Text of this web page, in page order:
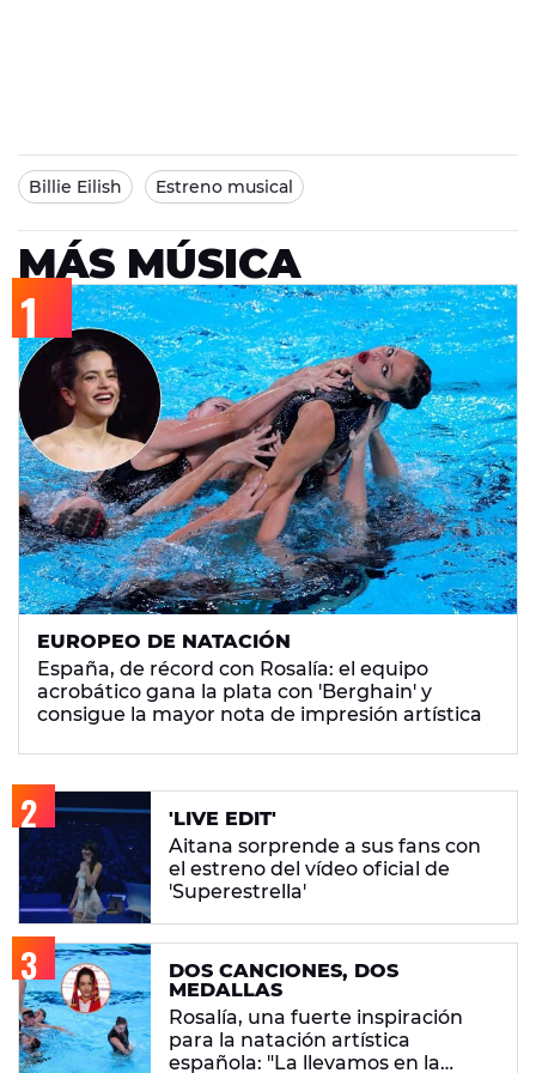
Billie Eilish Estreno musical
MÁS MÚSICA
EUROPEO DE NATACIÓN
España, de récord con Rosalía: el equipo
acrobático gana la plata con 'Berghain' y
consigue la mayor nota de impresión artística
'LIVE EDIT'
Aitana sorprende a sus fans con
el estreno del vídeo oficial de
'Superestrella'
DOS CANCIONES, DOS
MEDALLAS
Rosalía, una fuerte inspiración
para la natación artística
española: "La llevamos en la